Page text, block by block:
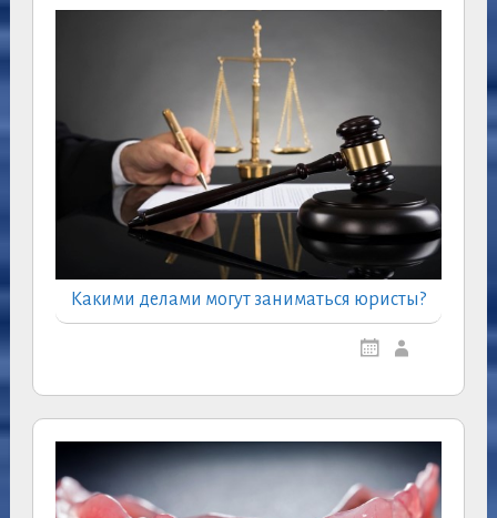
Какими делами могут заниматься юристы?